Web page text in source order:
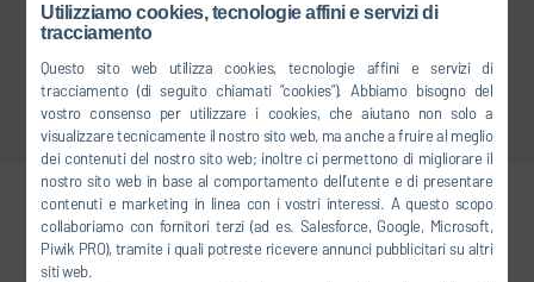
Utilizziamo cookies, tecnologie affini e servizi di
tracciamento
Questo sito web utilizza cookies, tecnologie affini e servizi di
tracciamento (di seguito chiamati “cookies”). Abbiamo bisogno del
vostro consenso per utilizzare i cookies, che aiutano non solo a
visualizzare tecnicamente il nostro sito web, ma anche a fruire al meglio
dei contenuti del nostro sito web; inoltre ci permettono di migliorare il
nostro sito web in base al comportamento dell’utente e di presentare
contenuti e marketing in linea con i vostri interessi. A questo scopo
collaboriamo con fornitori terzi (ad es. Salesforce, Google, Microsoft,
Piwik PRO), tramite i quali potreste ricevere annunci pubblicitari su altri
siti web.
Collegatevi con noi